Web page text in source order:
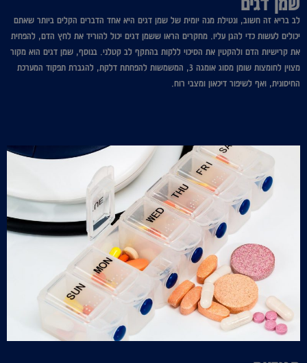
לב בריא זה חשוב, ונטילת מנה יומית של שמן דגים היא אחד הדברים הקלים ביותר שאתם
יכולים לעשות כדי להגן עליו. מחקרים הראו ששמן דגים יכול להוריד את לחץ הדם, להפחית
את קרישיות הדם ולהקטין את הסיכוי ללקות בהתקף לב קטלני. בנוסף, שמן דגים הוא מקור
מצוין לחומצות שומן מסוג אומגה 3, המשמשות להפחתת דלקת, להגברת תפקוד המערכת
החיסונית, ואף לשיפור דיכאון ומצבי רוח.